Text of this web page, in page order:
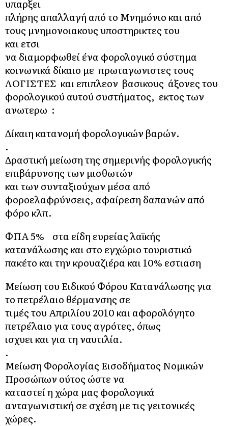
υπαρξει
πλήρης απαλλαγή από το Μνημόνιο και από
τους μνημονοιακους υποστηρικτες του
και ετσι
να διαμορφωθεί ένα φορολογικό σύστημα
κοινωνικά δίκαιο με πρωταγωνιστες τους
ΛΟΓΙΣΤΕΣ και επιπλεον βασικους άξονες του
φορολογικού αυτού συστήματος, εκτος των
ανωτερω :
Δίκαιη κατανομή φορολογικών βαρών.
.
Δραστική μείωση της σημερινής φορολογικής
επιβάρυνσης των μισθωτών
και των συνταξιούχων μέσα από
φοροελαφρύνσεις, αφαίρεση δαπανών από
φόρο κλπ.
ΦΠΑ 5% στα είδη ευρείας λαϊκής
κατανάλωσης και στο εγχώριο τουριστικό
πακέτο και την κρουαζιέρα και 10% εστιαση
Μείωση του Ειδικού Φόρου Κατανάλωσης για
το πετρέλαιο θέρμανσης σε
τιμές του Απριλίου 2010 και αφορολόγητο
πετρέλαιο για τους αγρότες, όπως
ισχυει και για τη ναυτιλία.
.
Μείωση Φορολογίας Εισοδήματος Νομικών
Προσώπων ούτος ώστε να
καταστεί η χώρα μας φορολογικά
ανταγωνιστική σε σχέση με τις γειτονικές
χώρες.